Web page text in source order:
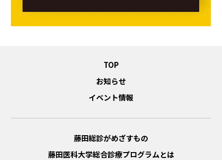
TOP
お知らせ
イベント情報
藤田総診がめざすもの
藤田医科大学総合診療プログラムとは